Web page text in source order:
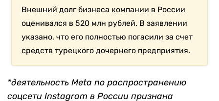
Внешний долг бизнеса компании в России
оценивался в 520 млн рублей. В заявлении
указано, что его полностью погасили за счет
средств турецкого дочернего предприятия.
*деятельность Meta по распространению
соцсети Instagram в России признана